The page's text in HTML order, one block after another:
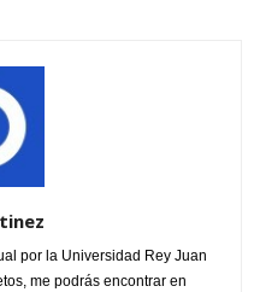
por la Universidad Rey Juan
me podrás encontrar en